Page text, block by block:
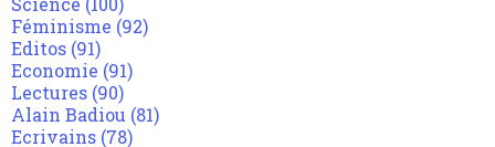
Féminisme (92)
Editos (91)
Economie (91)
Lectures (90)
Alain Badiou (81)
Ecrivains (78)